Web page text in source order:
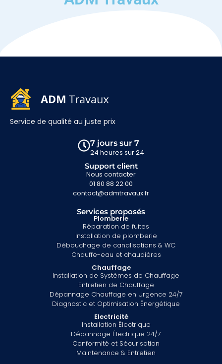
Service de qualité au juste prix
7 jours sur 7
24 heures sur 24
Support client
Nous contacter
01 80 88 22 00
contact@admtravaux.fr
Services proposés
Plomberie
Réparation de fuites
Installation de plomberie
Débouchage de canalisations & WC
Chauffe-eau et chaudières
Chauffage
Installation de Systèmes de Chauffage
Entretien de Chauffage
Dépannage Chauffage en Urgence 24/7
Diagnostic et Optimisation Énergétique
Electricité
Installation Électrique
Dépannage Électrique 24/7
Conformité et Sécurisation
Maintenance & Entretien